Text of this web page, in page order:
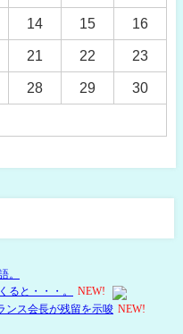
14 15 16
21 22 23
28 29 30